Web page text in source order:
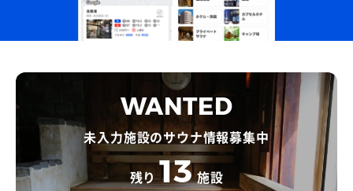
WANTED
未入力施設のサウナ情報募集中
残り 13 施設